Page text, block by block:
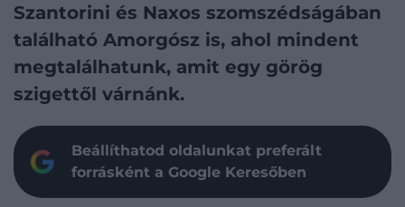
Szantorini és Naxos szomszédságában
található Amorgósz is, ahol mindent
megtalálhatunk, amit egy görög
szigettől várnánk.
Beállíthatod oldalunkat preferált
forrásként a Google Keresőben